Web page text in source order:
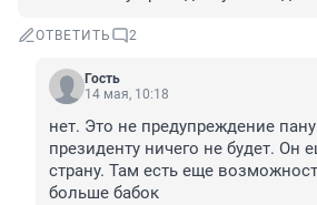
ОТВЕТИТЬ 2
Гость
14 мая, 10:18
нет. Это не предупреждение
президенту ничего не будет. Он
страну. Там есть еще
больше бабок